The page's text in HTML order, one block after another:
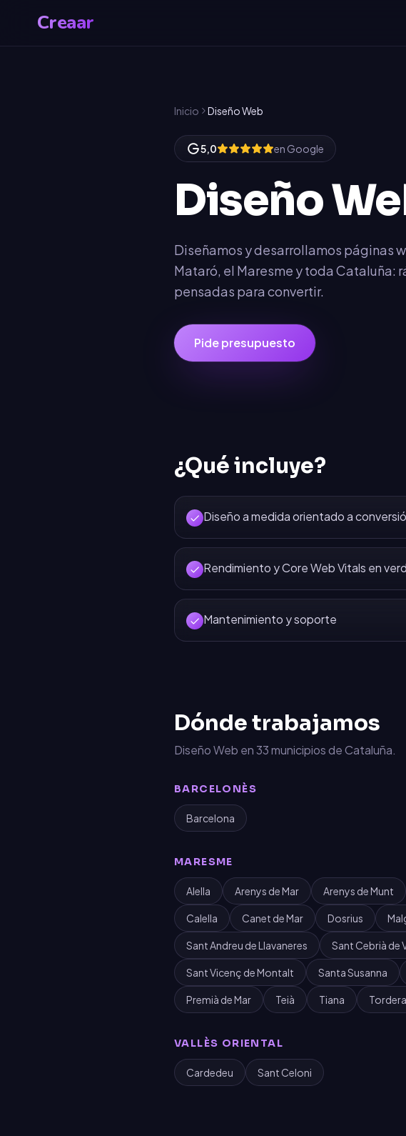
Creaar
Inicio Diseño Web
5,0 en Google
Diseño
Diseñamos y desarrollamos páginas
Mataró, el Maresme y toda Cataluña:
pensadas para convertir.
Pide presupuesto
¿Qué incluye?
Diseño a medida orientado a
Rendimiento y Core Web Vitals en
Mantenimiento y soporte
Dónde trabajamos
Diseño Web en33municipios de Cataluña.
BARCELONÈS
Barcelona
MARESME
Alella Arenys de Mar Arenys de Munt
Calella Canet de Mar Dosrius
Sant Andreu de Llavaneres Sant Cebrià de
Sant Vicenç de Montalt Santa Susanna
Premià de Mar Teià Tiana Tordera
VALLÈS ORIENTAL
Cardedeu Sant Celoni